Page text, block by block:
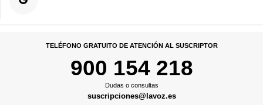
TELÉFONO GRATUITO DE ATENCIÓN AL SUSCRIPTOR
900 154 218
Dudas o consultas
suscripciones@lavoz.es